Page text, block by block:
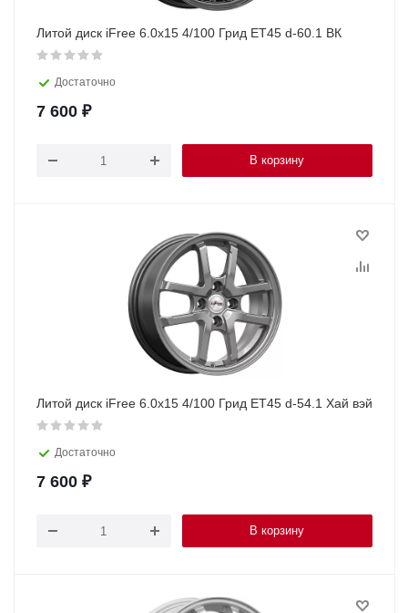
Литой диск iFree 6.0x15 4/100 Грид ET45 d-60.1 ВК
Достаточно
7 600 ₽
В корзину
Литой диск iFree 6.0х15 4/100 Грид ET45 d-54.1 Хай вэй
Достаточно
7 600 ₽
В корзину